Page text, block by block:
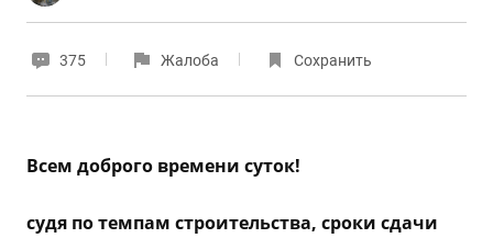
375 Жалоба Сохранить
Всем доброго времени суток!
судя по темпам строительства, сроки сдачи